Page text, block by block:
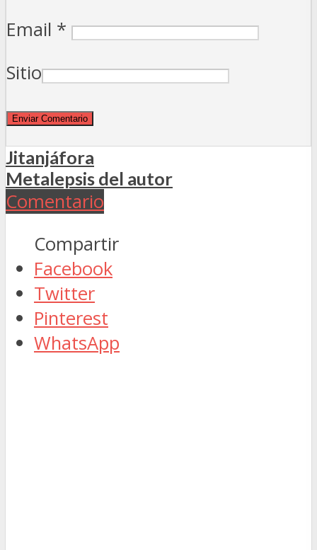
Email *
Sitio
Jitanjáfora
Metalepsis del autor
Comentario
Compartir
Facebook
Twitter
Pinterest
WhatsApp